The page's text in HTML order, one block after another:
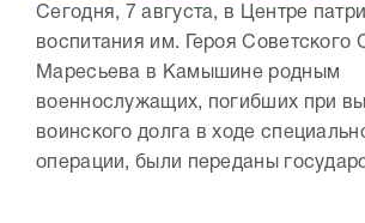
Сегодня, 7 августа, в Центре
воспитания им. Героя Советского
Маресьева в Камышине родным
военнослужащих, погибших при
воинского долга в ходе
операции, были переданы